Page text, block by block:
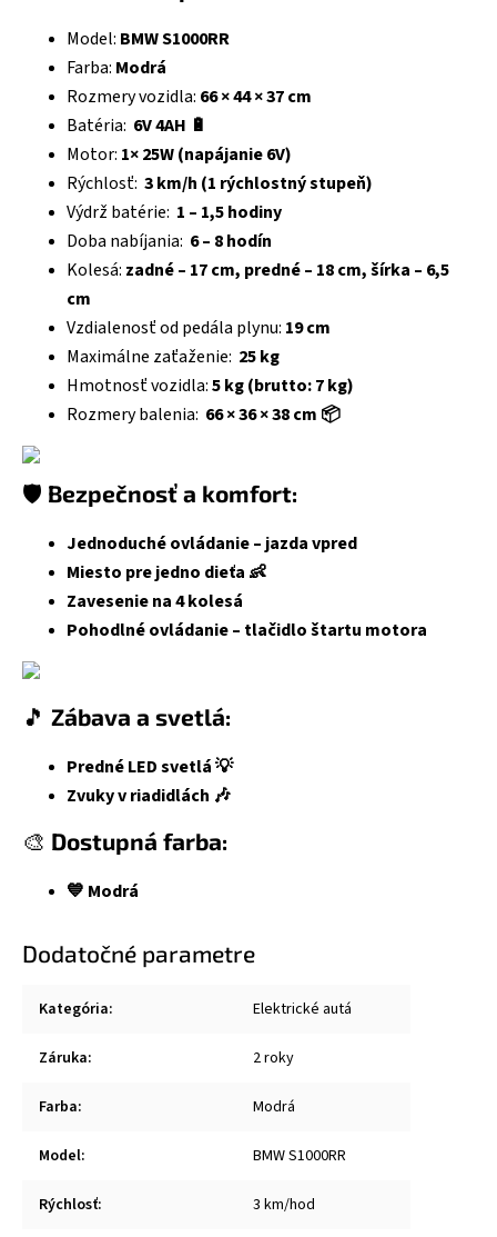
Model: BMW S1000RR
Farba: Modrá
Rozmery vozidla: 66 × 44 × 37 cm
Batéria: 6V 4AH 🔋
Motor: 1× 25W (napájanie 6V)
Rýchlosť: 3 km/h (1 rýchlostný stupeň)
Výdrž batérie: 1 – 1,5 hodiny
Doba nabíjania: 6 – 8 hodín
Kolesá: zadné – 17 cm, predné – 18 cm, šírka – 6,5
cm
Vzdialenosť od pedála plynu: 19 cm
Maximálne zaťaženie: 25 kg
Hmotnosť vozidla:5 kg (brutto: 7 kg)
Rozmery balenia: 66 × 36 × 38 cm 📦
🛡️ Bezpečnosť a komfort:
Jednoduché ovládanie – jazda vpred
Miesto pre jedno dieťa 👶
Zavesenie na 4 kolesá
Pohodlné ovládanie – tlačidlo štartu motora
🎵 Zábava a svetlá:
Predné LED svetlá 💡
Zvuky v riadidlách 🎶
🎨 Dostupná farba:
💙 Modrá
Dodatočné parametre
Kategória: Elektrické autá
Záruka: 2 roky
Farba: Modrá
Model: BMW S1000RR
Rýchlosť: 3 km/hod